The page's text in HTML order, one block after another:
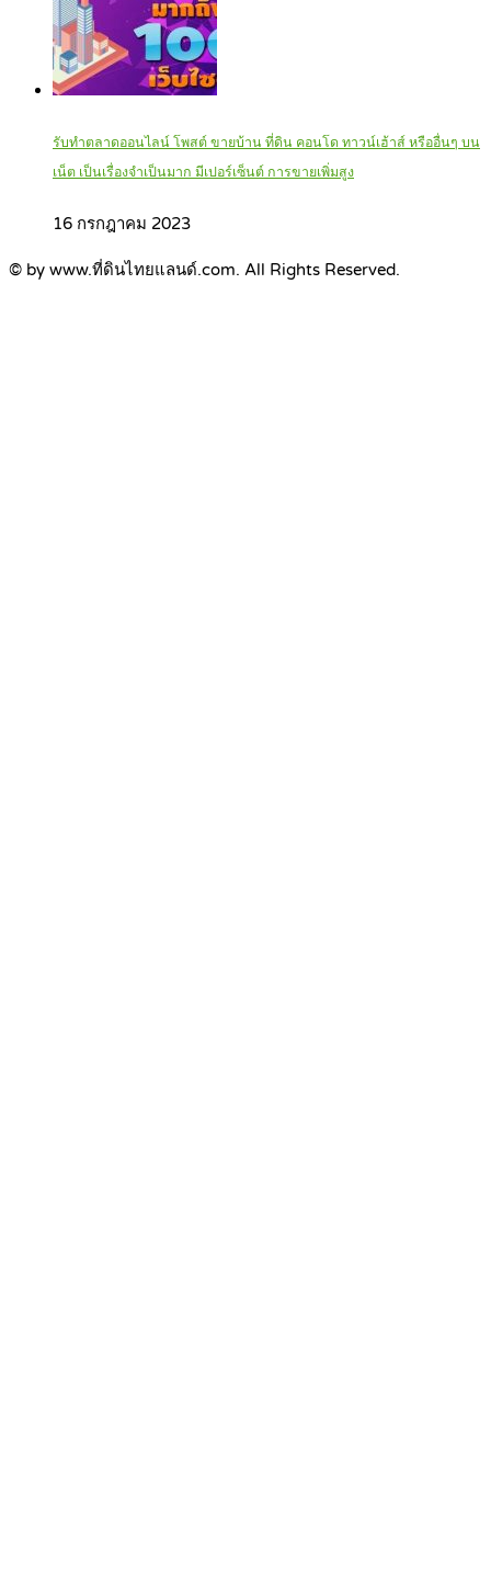
รับทำตลาดออนไลน์ โพสต์ ขายบ้าน ที่ดิน คอนโด ทาวน์เฮ้าส์ หรืออื่นๆ บน
เน็ต เป็นเรื่องจำเป็นมาก มีเปอร์เซ็นต์ การขายเพิ่มสูง
16 กรกฎาคม 2023
© by www.ที่ดินไทยแลนด์.com. All Rights Reserved.